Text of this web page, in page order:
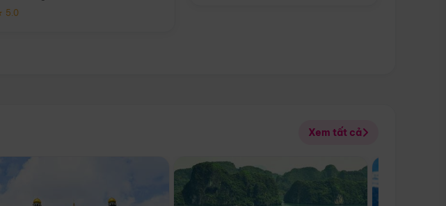
5.0
Xem tất cả